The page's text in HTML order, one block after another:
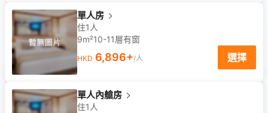
單人房
住1人
9m²10-11層有窗
HKD 6,896+/人 選擇
單人內艙房
住1人